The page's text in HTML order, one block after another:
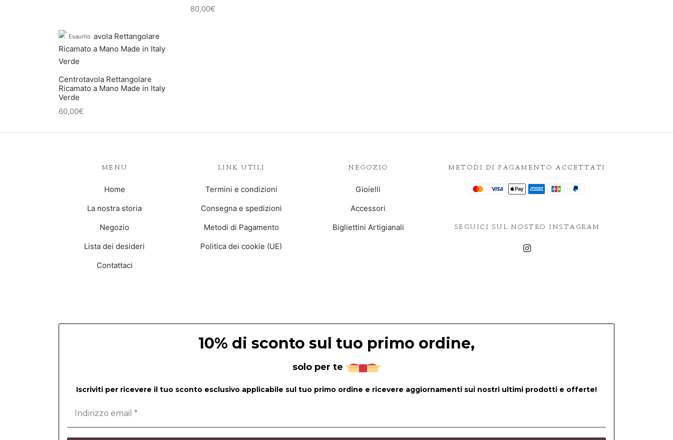
80,00€
Esaurito
Centrotavola Rettangolare
Ricamato a Mano Made in Italy
Verde
60,00€
METODI DI PAGAMENTO ACCETTATI
SEGUICI SUL NOSTRO INSTAGRAM
LINK UTILI
Termini e condizioni
Consegna e spedizioni
Metodi di Pagamento
Politica dei cookie (UE)
NEGOZIO
Gioielli
Accessori
Bigliettini Artigianali
MENU
Home
La nostra storia
Negozio
Lista dei desideri
Contattaci
10% di sconto sul tuo primo ordine,
solo per te
Iscriviti per ricevere il tuo sconto esclusivo applicabile sul tuo primo ordine e ricevere aggiornamenti sui nostri ultimi prodotti e offerte!